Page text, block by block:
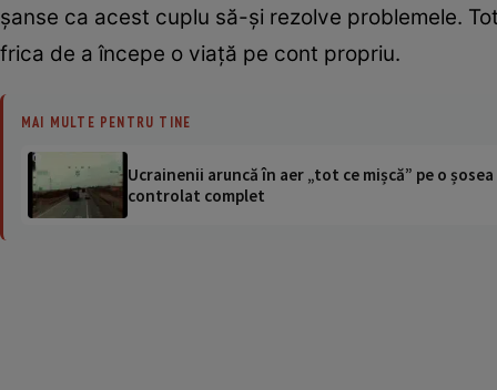
şanse ca acest cuplu să-şi rezolve problemele.
frica de a începe o viaţă pe cont propriu.
MAI MULTE PENTRU TINE
Ucrainenii aruncă în aer „tot ce mișcă” pe o
controlat complet